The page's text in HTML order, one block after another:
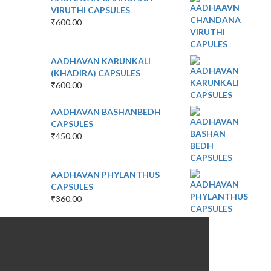
VIRUTHI CAPSULES
₹600.00
AADHAVAN KARUNKALI
(KHADIRA) CAPSULES
₹600.00
AADHAVAN BASHANBEDH
CAPSULES
₹450.00
AADHAVAN PHYLANTHUS
CAPSULES
₹360.00